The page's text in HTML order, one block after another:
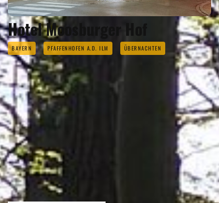
Hotel Moosburger Hof
BAYERN PFAFFENHOFEN A.D. ILM ÜBERNACHTEN
ANGEBOTE
Eigenes Angebot kostenlos erstellen >
REISEMAGAZINE
IN DIESEN REISEMAGAZINEN FINDEN SIE DEN LANDKREIS PFAFFENHOFEN AN